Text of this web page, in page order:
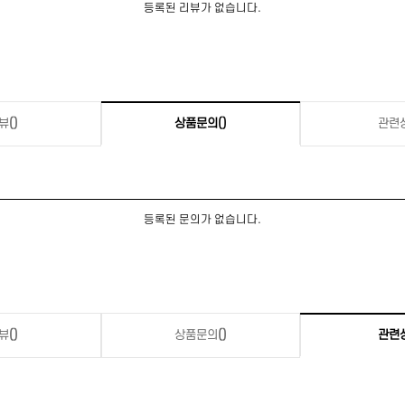
등록된 리뷰가 없습니다.
() 상품문의 () 관련
등록된 문의가 없습니다.
() 상품문의 () 관련